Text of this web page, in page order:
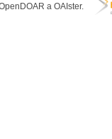
a OAIster.